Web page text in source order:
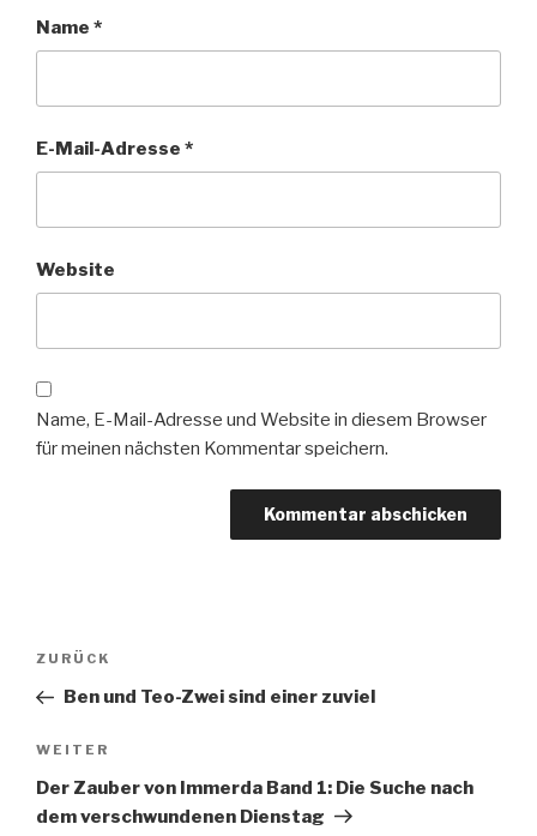
Name *
E-Mail-Adresse *
Website
Name, E-Mail-Adresse und Website in diesem Browser
für meinen nächsten Kommentar speichern.
Beitragsnavigation
Vorheriger
Beitrag
ZURÜCK
Ben und Teo-Zwei sind einer zuviel
Nächster
Beitrag
WEITER
Der Zauber von Immerda Band 1: Die Suche nach
dem verschwundenen Dienstag